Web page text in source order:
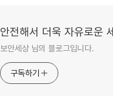
안전해서 더욱 자유로운
보안세상 님의 블로그입니다.
구독하기